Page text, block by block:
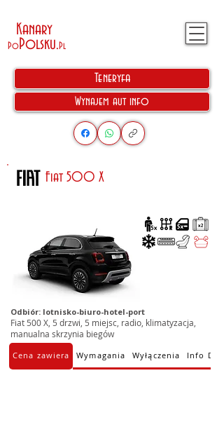
Kanary
PoPolsku.Pl
Teneryfa
Wynajem aut info
Fiat 500 X
Odbiór: lotnisko-biuro-hotel-port
Fiat 500 X, 5 drzwi, 5 miejsc, radio, klimatyzacja,
manualna skrzynia biegów
Cena zawiera Wymagania Wyłączenia Info